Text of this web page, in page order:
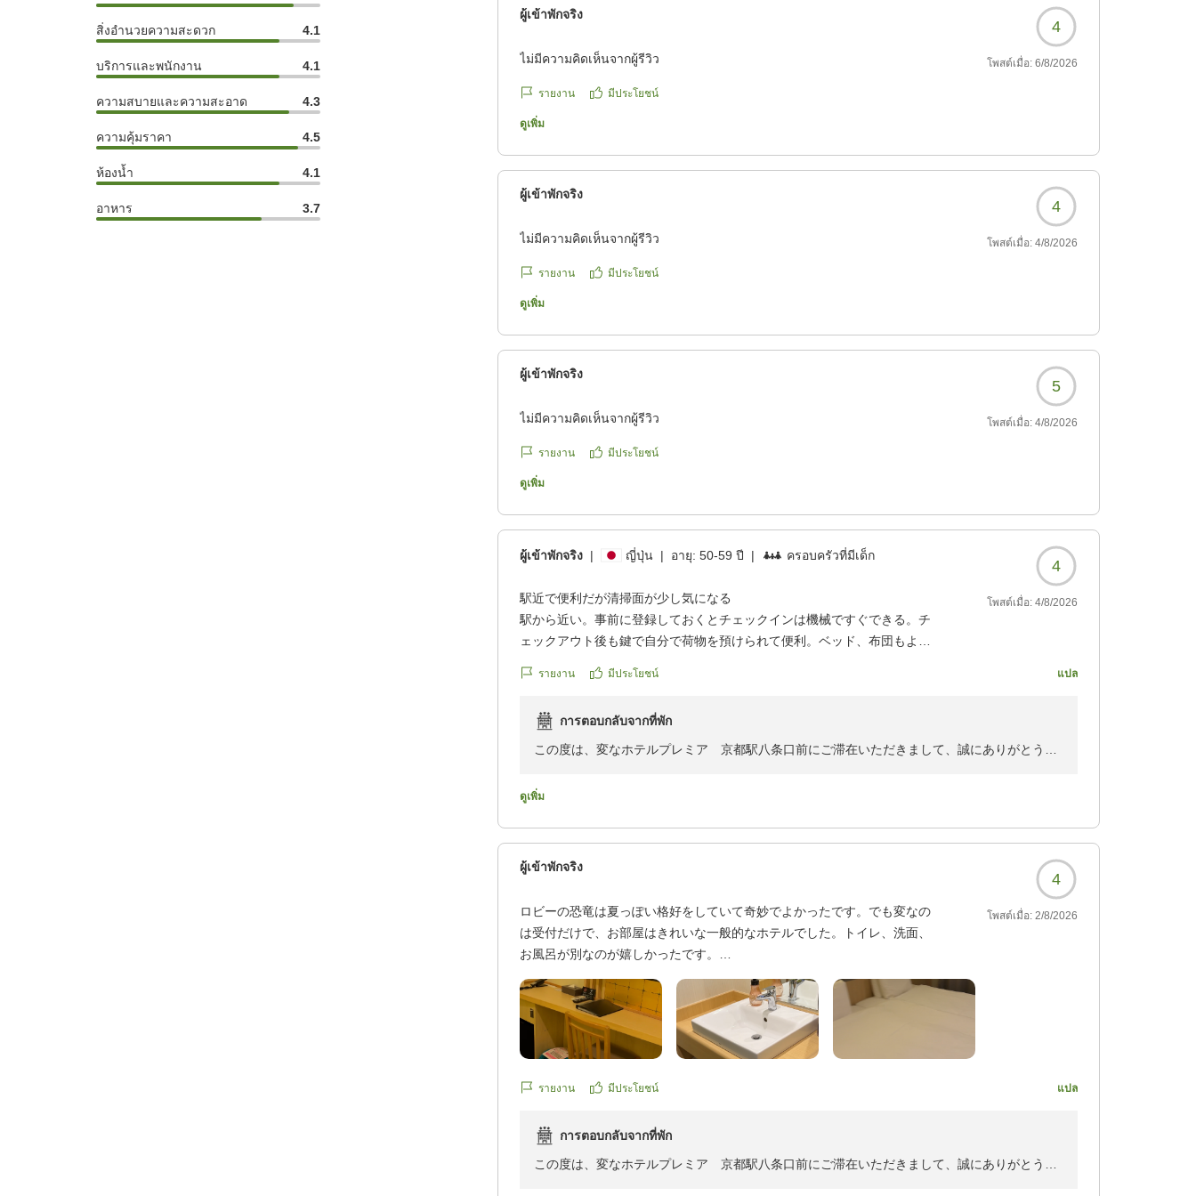
สิ่งอำนวยความสะดวก 4.1
บริการและพนักงาน 4.1
ความสบายและความสะอาด 4.3
ความคุ้มราคา 4.5
ห้องน้ำ 4.1
อาหาร 3.7
ผู้เข้าพักจริง
4
ไม่มีความคิดเห็นจากผู้รีวิว โพสต์เมื่อ: 6/8/2026
รายงาน มีประโยชน์
ดูเพิ่ม
ผู้เข้าพักจริง
4
ไม่มีความคิดเห็นจากผู้รีวิว โพสต์เมื่อ: 4/8/2026
รายงาน มีประโยชน์
ดูเพิ่ม
ผู้เข้าพักจริง
5
ไม่มีความคิดเห็นจากผู้รีวิว โพสต์เมื่อ: 4/8/2026
รายงาน มีประโยชน์
ดูเพิ่ม
ผู้เข้าพักจริง | ญี่ปุ่น | อายุ:50-59 ปี | ครอบครัวที่มีเด็ก
4
駅近で便利だが清掃面が少し気になる
駅から近い。事前に登録しておくとチェックインは機械ですぐできる。チ
ェックアウト後も鍵で自分で荷物を預けられて便利。ベッド、布団もよか
トリプルルームあまり使われていないのか?洗面所の壁やコップにほこりが
な物はすべて揃っていた。
クチコミの詳細はこちらから
reviewId=33123478392529
โพสต์เมื่อ: 4/8/2026
รายงาน มีประโยชน์ แปล
การตอบกลับจากที่พัก
この度は、変なホテルプレミア 京都駅八条口前にご滞在いただきまして、誠にありがとうご
ます。客室清掃に関しまして、不十分でありましたことでご快適にお過ごしいただけませんで
みとさせていただき、より上質な客室、サービスの提供に努めて参りますので、相変らぬお引
ดูเพิ่ม
ผู้เข้าพักจริง
4
ロビーの恐竜は夏っぽい格好をしていて奇妙でよかったです。でも変なの
は受付だけで、お部屋はきれいな一般的なホテルでした。トイレ、洗面、
お風呂が別なのが嬉しかったです。
たが、お店の方が1人で対応していらっしゃり、ミルクの後にジュースを飲
みたくてもコップは1人1つまでと記載されていたり、記載がなくてもお皿
もう一枚使うと申し訳ないなという感じなのでおかわりをやめたり、、少
し気を遣って食事をする感じでした。
クチコミの詳細はこちらから
reviewId=33123478327228
โพสต์เมื่อ: 2/8/2026
รายงาน มีประโยชน์ แปล
การตอบกลับจากที่พัก
この度は、変なホテルプレミア 京都駅八条口前にご滞在いただきまして、誠にありがとうご